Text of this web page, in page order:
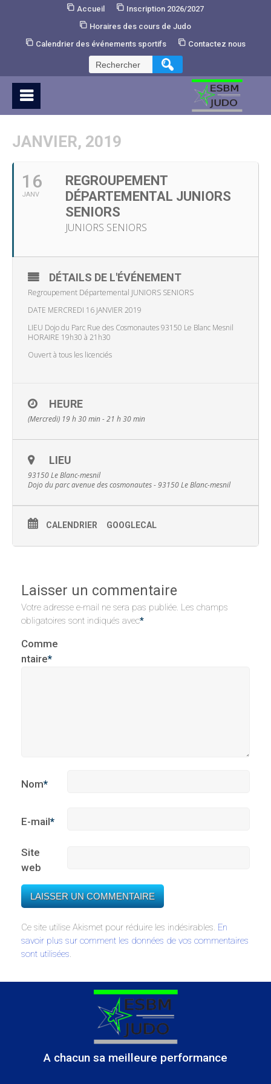
Accueil
Inscription 2026/2027
Horaires des cours de Judo
Calendrier des événements sportifs
Contactez nous
Rechercher :
JANVIER, 2019
16
JANV
REGROUPEMENT
DÉPARTEMENTAL JUNIORS
SENIORS
JUNIORS SENIORS
DÉTAILS DE L'ÉVÉNEMENT
Regroupement Départemental JUNIORS SENIORS
DATE MERCREDI 16 JANVIER 2019
LIEU Dojo du Parc Rue des Cosmonautes 93150 Le Blanc Mesnil
HORAIRE 19h30 à 21h30
Ouvert à tous les licenciés
HEURE
(Mercredi) 19 h 30 min - 21 h 30 min
LIEU
93150 Le Blanc-mesnil
Dojo du parc avenue des cosmonautes - 93150 Le Blanc-mesnil
CALENDRIER GOOGLECAL
Laisser un commentaire
Votre adresse e-mail ne sera pas publiée. Les champs
obligatoires sont indiqués avec*
Comme
ntaire*
Nom*
E-mail*
Site
web
Ce site utilise Akismet pour réduire les indésirables. En
savoir plus sur comment les données de vos commentaires
sont utilisées.
A chacun sa meilleure performance